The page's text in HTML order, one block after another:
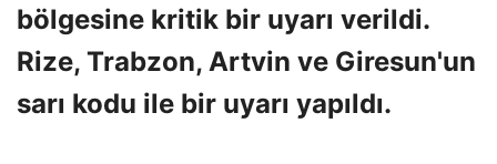
bölgesine kritik bir uyarı verildi.
Rize, Trabzon, Artvin ve Giresun'un
sarı kodu ile bir uyarı yapıldı.